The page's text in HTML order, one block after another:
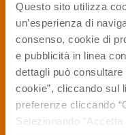
Questo sito utilizza
un’esperienza di
consenso, cookie di
e pubblicità in linea
dettagli può
cookie”, cliccando sul
preferenze cliccando
Selezionando
Cookie Policy
2006, 2016 © APT Servizi